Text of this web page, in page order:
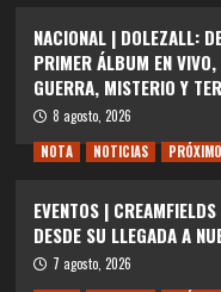
NACIONAL | DOLEZALL:
PRIMER ÁLBUM EN
GUERRA, MISTERIO Y
8 agosto, 2026
NOTA
NOTICIAS
EVENTOS |
DESDE SU LLEGADA A
7 agosto, 2026